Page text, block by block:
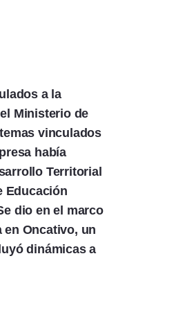
a la
Ministerio de
vinculados
había
Territorial
Educación
dio en el marco
en Oncativo, un
dinámicas a